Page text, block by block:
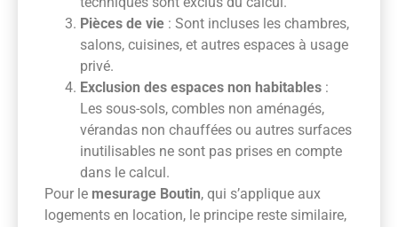
Pièces de vie : Sont incluses les chambres,
salons, cuisines, et autres espaces à usage
privé.
Exclusion des espaces non habitables :
Les sous-sols, combles non aménagés,
vérandas non chauffées ou autres surfaces
inutilisables ne sont pas prises en compte
dans le calcul.
Pour le mesurage Boutin, qui s’applique aux
logements en location, le principe reste similaire,